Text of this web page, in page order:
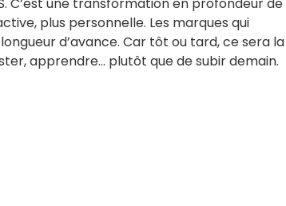
plus personnelle. Les marques qui
d’avance. Car tôt ou tard, ce sera la
apprendre… plutôt que de subir demain.